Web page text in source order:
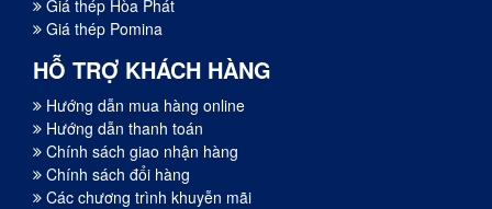
Giá thép Hòa Phát
Giá thép Pomina
HỖ TRỢ KHÁCH HÀNG
Hướng dẫn mua hàng online
Hướng dẫn thanh toán
Chính sách giao nhận hàng
Chính sách đổi hàng
Các chương trình khuyễn mãi